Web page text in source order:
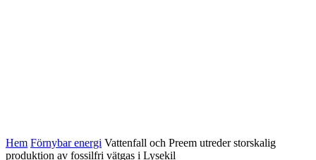
Hem Förnybar energi Vattenfall och Preem utreder storskalig
produktion av fossilfri vätgas i Lysekil